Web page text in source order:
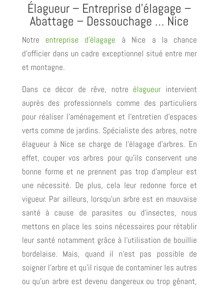
Élagueur – Entreprise d’élagage –
Abattage – Dessouchage … Nice
Notre entreprise d’élagage à Nice a la chance
d’officier dans un cadre exceptionnel situé entre mer
et montagne.
Dans ce décor de rêve, notre élagueur intervient
auprès des professionnels comme des particuliers
pour réaliser l’aménagement et l’entretien d’espaces
verts comme de jardins. Spécialiste des arbres, notre
élagueur à Nice se charge de l’élagage d’arbres. En
effet, couper vos arbres pour qu’ils conservent une
bonne forme et ne prennent pas trop d’ampleur est
une nécessité. De plus, cela leur redonne force et
vigueur. Par ailleurs, lorsqu’un arbre est en mauvaise
santé à cause de parasites ou d’insectes, nous
mettons en place les soins nécessaires pour rétablir
leur santé notamment grâce à l’utilisation de bouillie
bordelaise. Mais, quand il n’est pas possible de
soigner l’arbre et qu’il risque de contaminer les autres
ou qu’un arbre est devenu dangereux ou trop gênant,